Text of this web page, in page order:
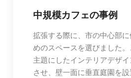
中規模カフェの事例
拡張する際に、市の中心部
めのスペースを選びました
主題にしたインテリアデザ
させ、壁一面に垂直庭園を